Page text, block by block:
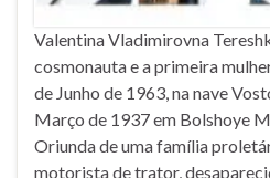
Valentina Vladimirovna
cosmonauta e a primeira
de Junho de 1963, na nave
Março de 1937 em Bolshoye
Oriunda de uma família
motorista de trator,